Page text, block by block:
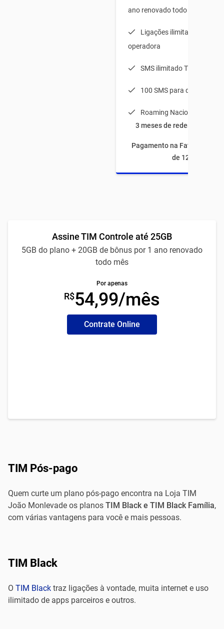
ano renovado todo mês
Ligações ilimitadas para
operadora
SMS ilimitado TIM-TIM
100 SMS para qualquer
Roaming Nacional
3 meses de redes sociais à
Pagamento na Fatura com
de 12 meses
Assine TIM Controle até 25GB
5GB do plano + 20GB de bônus por 1 ano renovado
todo mês
Por apenas
R$54,99/mês
Contrate Online
TIM Pós-pago
Quem curte um plano pós-pago encontra na Loja TIM
João Monlevade os planos TIM Black e TIM Black Família,
com várias vantagens para você e mais pessoas.
TIM Black
O TIM Black traz ligações à vontade, muita internet e uso
ilimitado de apps parceiros e outros.